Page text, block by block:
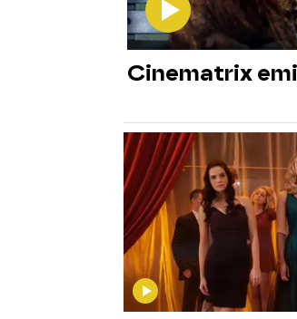
Cinematrix